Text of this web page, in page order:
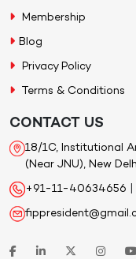
Membership
Blog
Privacy Policy
Terms & Conditions
CONTACT US
18/1C, Institutional
(Near JNU), New
+91-11-40634656